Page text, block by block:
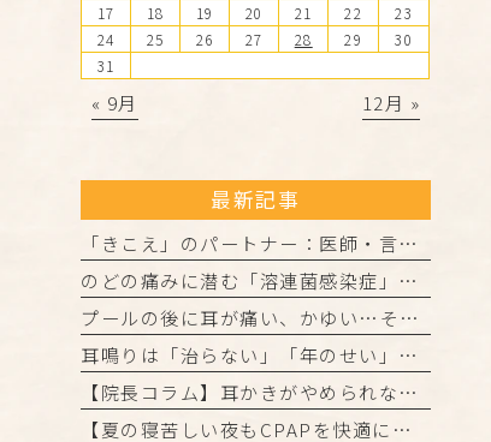
17
18 19 20 21 22
23
24
25 26 27 28 29
30
31
« 9月 12月 »
最新記事
「きこえ」のパートナー：医師・言語聴覚士・認定補聴器技能者の3者が連携して進める「安心の補聴器外来」
のどの痛みに潜む「溶連菌感染症」とは？正しく理解して、しっかり治しましょう
プールの後に耳が痛い、かゆい…それは「外耳炎」かもしれません。
耳鳴りは「治らない」「年のせい」と諦めていませんか？
【院長コラム】耳かきがやめられない…それ、「かゆみの悪循環」かもしれません！
【夏の寝苦しい夜もCPAPを快適に！院長からの3つのアドバイス】